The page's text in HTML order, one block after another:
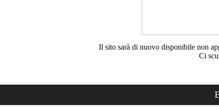
Il sito sarà di nuovo disponibile non
Ci